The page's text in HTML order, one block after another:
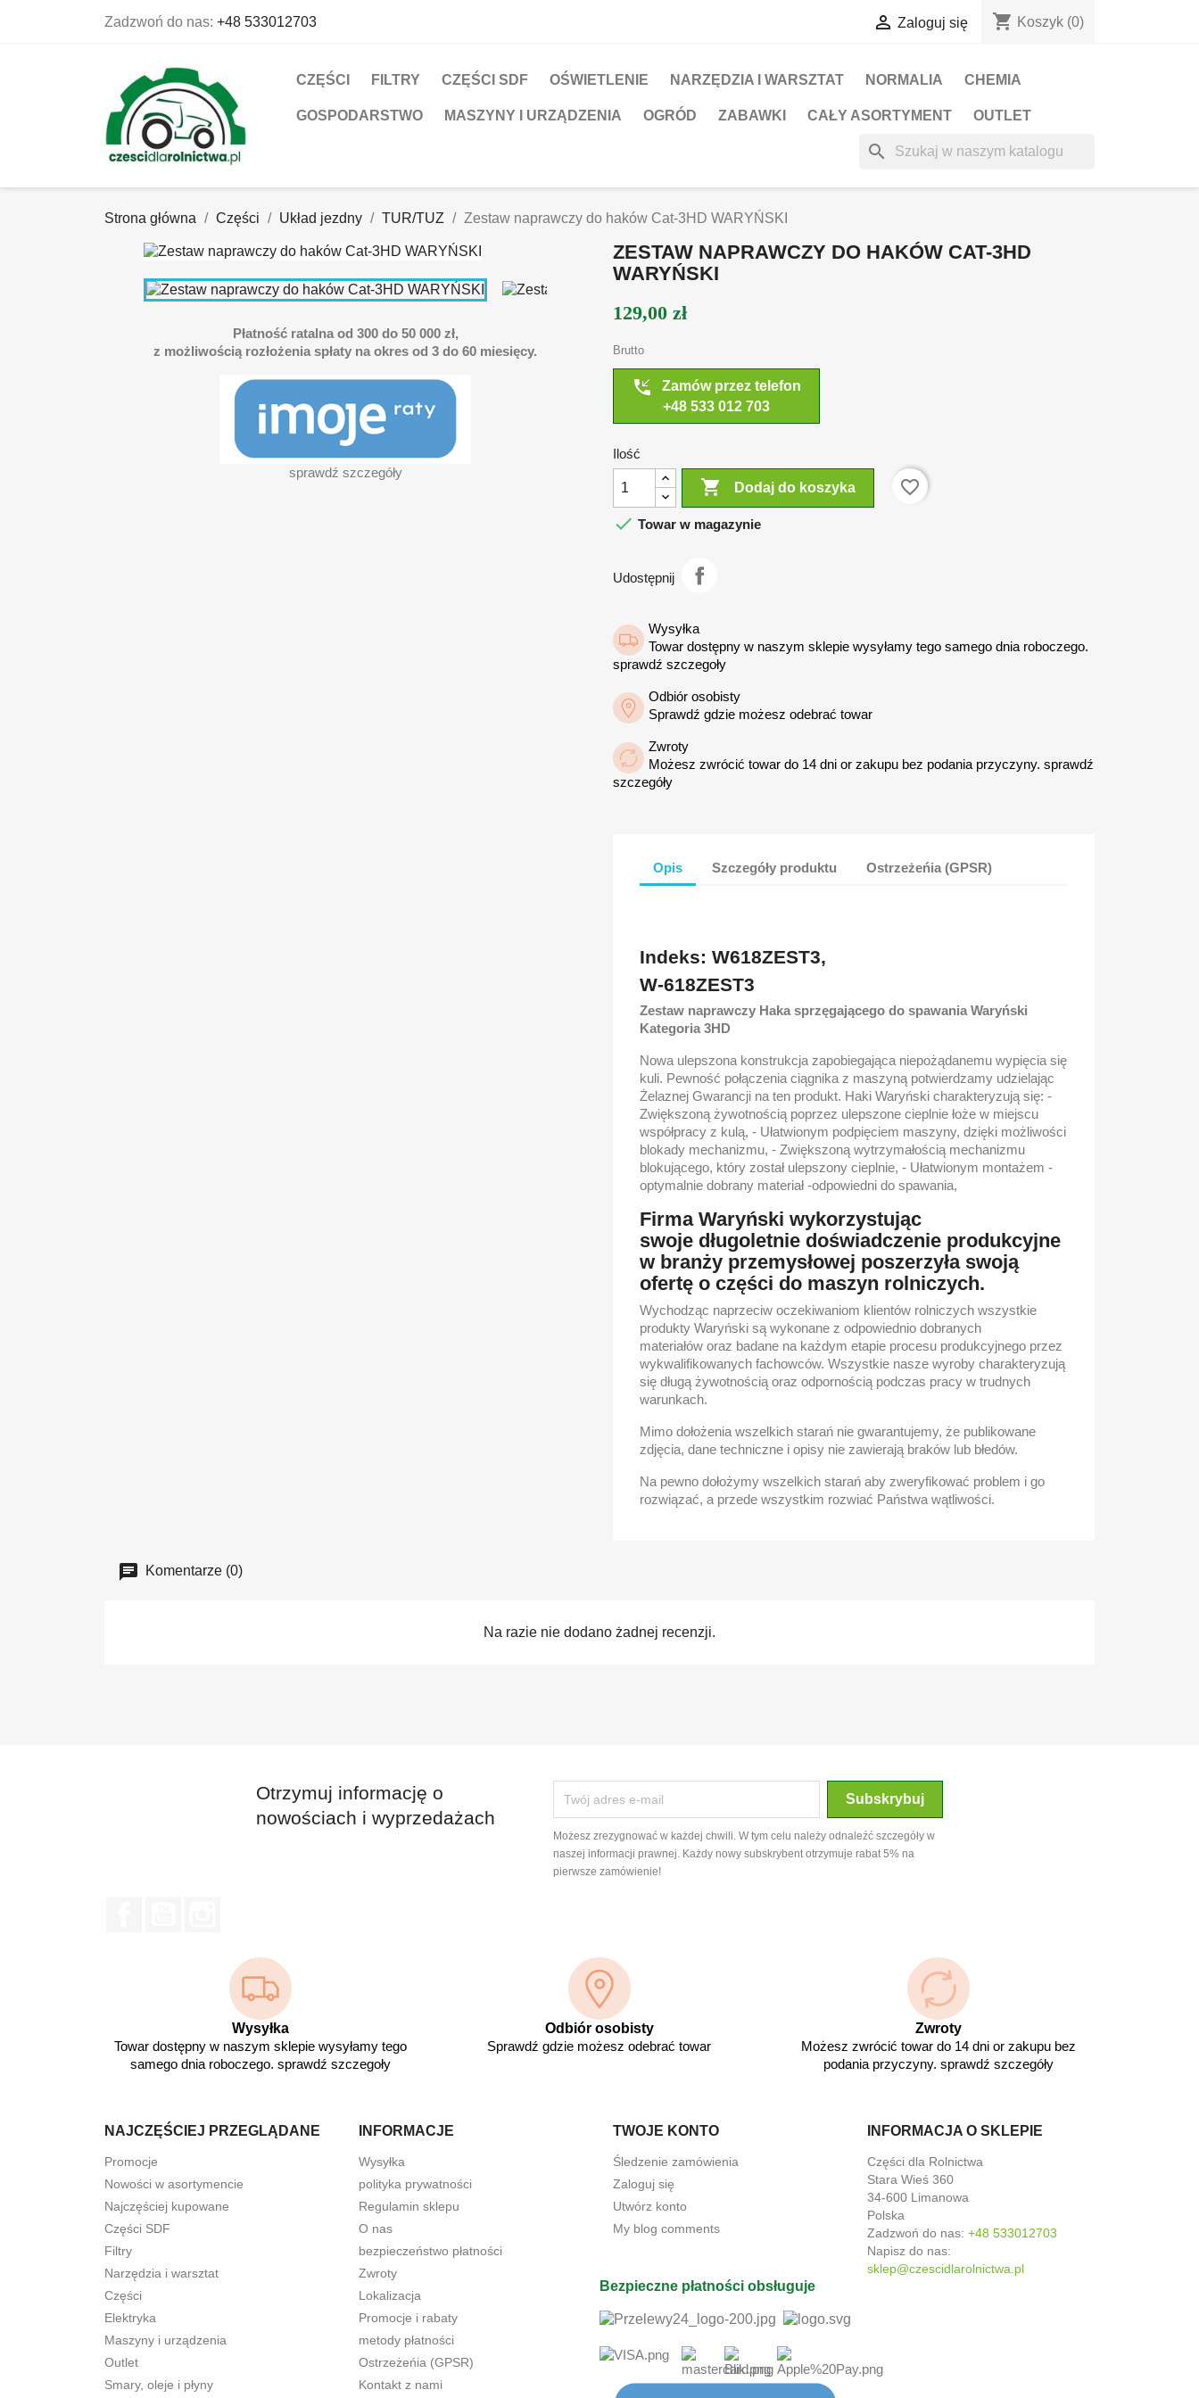
Zadzwoń do nas: +48 533012703  Zaloguj się shopping_cart Koszyk (0)
CZĘŚCI FILTRY CZĘŚCI SDF OŚWIETLENIE NARZĘDZIA I WARSZTAT NORMALIA CHEMIA
GOSPODARSTWO MASZYNY I URZĄDZENIA OGRÓD ZABAWKI CAŁY ASORTYMENT OUTLET
search
Strona główna Części Układ jezdny TUR/TUZ Zestaw naprawczy do haków Cat-3HD WARYŃSKI
Płatność ratalna od 300 do 50 000 zł,
z możliwością rozłożenia spłaty na okres od 3 do 60 miesięcy.
sprawdź szczegóły
ZESTAW NAPRAWCZY DO HAKÓW CAT-3HD
WARYŃSKI
129,00 zł
Brutto
phone_callback
Zamów przez telefon
+48 533 012 703
Ilość
 Dodaj do koszyka
favorite_border
 Towar w magazynie
Udostępnij
Wysyłka
Towar dostępny w naszym sklepie wysyłamy tego samego dnia roboczego.
sprawdź szczegoły
Odbiór osobisty
Sprawdź gdzie możesz odebrać towar
Zwroty
Możesz zwrócić towar do 14 dni or zakupu bez podania przyczyny. sprawdź
szczegóły
Opis Szczegóły produktu Ostrzeżeńia (GPSR)
Indeks: W618ZEST3,
W-618ZEST3
Zestaw naprawczy Haka sprzęgającego do spawania Waryński
Kategoria 3HD
Nowa ulepszona konstrukcja zapobiegająca niepożądanemu wypięcia się
kuli. Pewność połączenia ciągnika z maszyną potwierdzamy udzielając
Żelaznej Gwarancji na ten produkt. Haki Waryński charakteryzują się: -
Zwiększoną żywotnością poprzez ulepszone cieplnie łoże w miejscu
współpracy z kulą, - Ułatwionym podpięciem maszyny, dzięki możliwości
blokady mechanizmu, - Zwiększoną wytrzymałością mechanizmu
blokującego, który został ulepszony cieplnie, - Ułatwionym montażem -
optymalnie dobrany materiał -odpowiedni do spawania,
Firma Waryński wykorzystując
swoje długoletnie doświadczenie produkcyjne
w branży przemysłowej poszerzyła swoją
ofertę o części do maszyn rolniczych.
Wychodząc naprzeciw oczekiwaniom klientów rolniczych wszystkie
produkty Waryński są wykonane z odpowiednio dobranych
materiałów oraz badane na każdym etapie procesu produkcyjnego przez
wykwalifikowanych fachowców. Wszystkie nasze wyroby charakteryzują
się długą żywotnością oraz odpornością podczas pracy w trudnych
warunkach.
Mimo dołożenia wszelkich starań nie gwarantujemy, że publikowane
zdjęcia, dane techniczne i opisy nie zawierają braków lub błedów.
Na pewno dołożymy wszelkich starań aby zweryfikować problem i go
rozwiązać, a przede wszystkim rozwiać Państwa wątliwości.
Komentarze (0)
Na razie nie dodano żadnej recenzji.
Otrzymuj informację o
nowościach i wyprzedażach
Możesz zrezygnować w każdej chwili. W tym celu należy odnaleźć szczegóły w
naszej informacji prawnej. Każdy nowy subskrybent otrzymuje rabat 5% na
pierwsze zamówienie!
Wysyłka
Towar dostępny w naszym sklepie wysyłamy tego
samego dnia roboczego. sprawdź szczegoły
Odbiór osobisty
Sprawdź gdzie możesz odebrać towar
Zwroty
Możesz zwrócić towar do 14 dni or zakupu bez
podania przyczyny. sprawdź szczegóły
NAJCZĘŚCIEJ PRZEGLĄDANE
Promocje
Nowości w asortymencie
Najczęściej kupowane
Części SDF
Filtry
Narzędzia i warsztat
Części
Elektryka
Maszyny i urządzenia
Outlet
Smary, oleje i płyny
INFORMACJE
Wysyłka
polityka prywatności
Regulamin sklepu
O nas
bezpieczeństwo płatności
Zwroty
Lokalizacja
Promocje i rabaty
metody płatności
Ostrzeżeńia (GPSR)
Kontakt z nami
TWOJE KONTO
Śledzenie zamówienia
Zaloguj się
Utwórz konto
My blog comments
INFORMACJA O SKLEPIE
Części dla Rolnictwa
Stara Wieś 360
34-600 Limanowa
Polska
Zadzwoń do nas: +48 533012703
Napisz do nas:
sklep@czescidlarolnictwa.pl
Bezpieczne płatności obsługuje